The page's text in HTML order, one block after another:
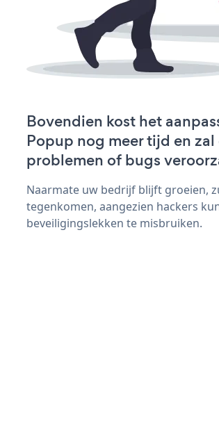
Bovendien kost het
Popup nog meer tijd en
problemen of bugs
Naarmate uw bedrijf blijft groeien,
tegenkomen, aangezien hackers
beveiligingslekken te misbruiken.